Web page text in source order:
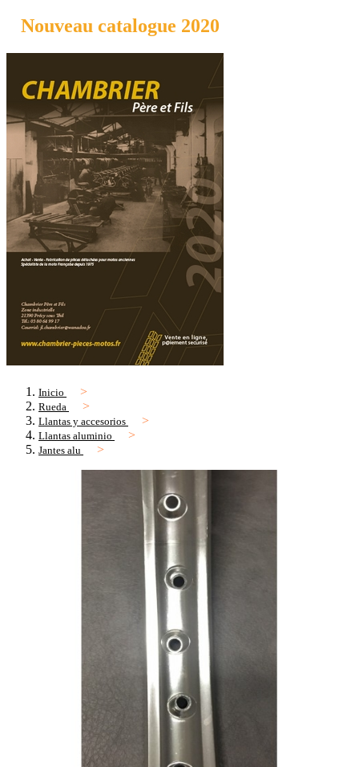
Nouveau catalogue 2020
Inicio
Rueda
Llantas y accesorios
Llantas aluminio
Jantes alu